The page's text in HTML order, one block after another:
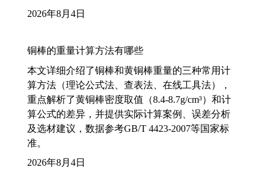
2026年8月4日
铜棒的重量计算方法有哪些
本文详细介绍了铜棒和黄铜棒重量的三种常用计
算方法（理论公式法、查表法、在线工具法），
重点解析了黄铜棒密度取值（8.4-8.7g/cm³）和计
算公式的差异，并提供实际计算案例、误差分析
及选材建议，数据参考GB/T 4423-2007等国家标
准。
2026年8月4日